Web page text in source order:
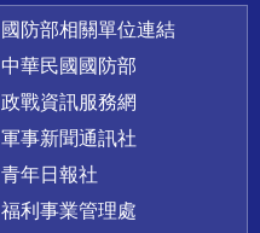
國防部相關單位連結
中華民國國防部
政戰資訊服務網
軍事新聞通訊社
青年日報社
福利事業管理處